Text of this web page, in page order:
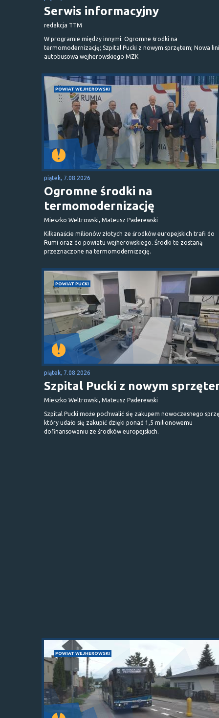
Serwis informacyjny
redakcja TTM
W programie między innymi: Ogromne środki na
termomodernizację; Szpital Pucki z nowym sprzętem; Nowa
autobusowa wejherowskiego MZK
POWIAT WEJHEROWSKI
piątek, 7.08.2026
Ogromne środki na
termomodernizację
Mieszko Weltrowski, Mateusz Paderewski
Kilkanaście milionów złotych ze środków europejskich trafi do
Rumi oraz do powiatu wejherowskiego. Środki te zostaną
przeznaczone na termomodernizację.
POWIAT PUCKI
piątek, 7.08.2026
Szpital Pucki z nowym
Mieszko Weltrowski, Mateusz Paderewski
Szpital Pucki może pochwalić się zakupem nowoczesnego
który udało się zakupić dzięki ponad 1,5 milionowemu
dofinansowaniu ze środków europejskich.
POWIAT WEJHEROWSKI